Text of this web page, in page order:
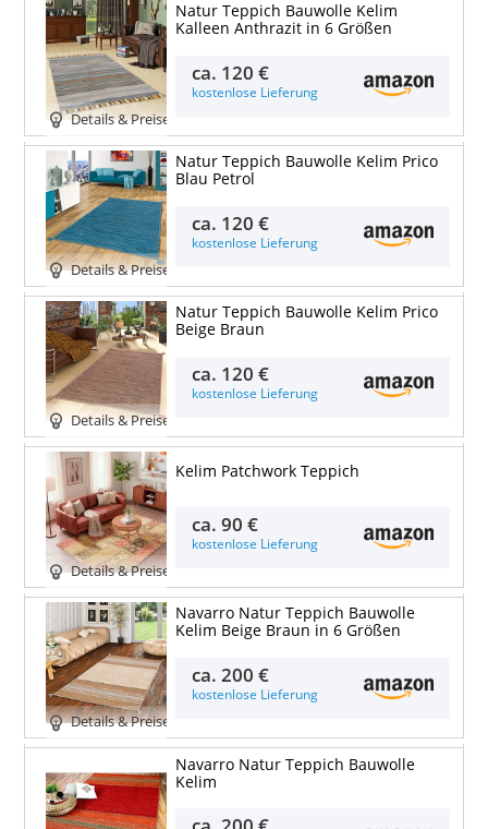
Details & Preise
Natur Teppich Bauwolle Kelim
Kalleen Anthrazit in 6 Größen
ca. 120 €
kostenlose Lieferung
Details & Preise
Natur Teppich Bauwolle Kelim Prico
Blau Petrol
ca. 120 €
kostenlose Lieferung
Details & Preise
Natur Teppich Bauwolle Kelim Prico
Beige Braun
ca. 120 €
kostenlose Lieferung
Details & Preise
Kelim Patchwork Teppich
ca.90 €
kostenlose Lieferung
Details & Preise
Navarro Natur Teppich Bauwolle
Kelim Beige Braun in 6 Größen
ca.200 €
kostenlose Lieferung
Navarro Natur Teppich Bauwolle
Kelim